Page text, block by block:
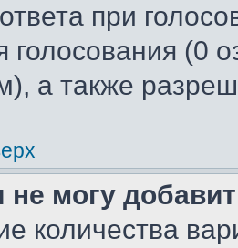
при
голосования (0
а также
не могу
количества